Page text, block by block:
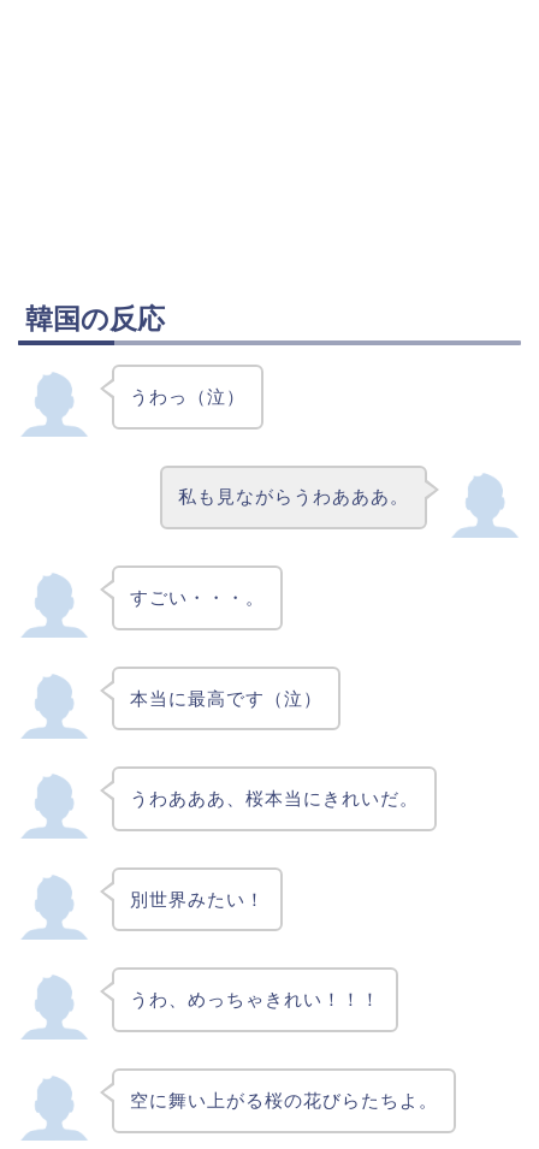
韓国の反応
うわっ（泣）
私も見ながらうわあああ。
すごい・・・。
本当に最高です（泣）
うわあああ、桜本当にきれいだ。
別世界みたい！
うわ、めっちゃきれい！！！
空に舞い上がる桜の花びらたちよ。